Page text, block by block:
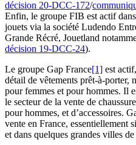
décision 20-DCC-172/
Enfin, le groupe FIB est actif
jouets via la société Ludendo
Grande Récré, Jouetland
décision 19-DCC-24).
Le groupe Gap France[1] est
détail de vêtements prêt-à-porter,
pour femmes et pour hommes. Il
le secteur de la vente de
pour hommes, et d’accessoires.
vente en France, essentiellement
et dans quelques grandes villes